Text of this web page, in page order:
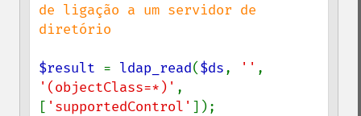
de ligação a um servidor de
diretório
$result = ldap_read($ds, ''
'(objectClass=*)' ,
[ 'supportedControl' ]);